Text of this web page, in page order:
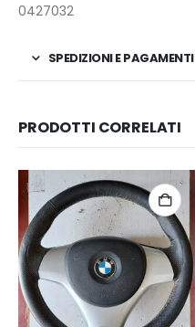
0427032
SPEDIZIONI E PAGAMENTI
PRODOTTI CORRELATI